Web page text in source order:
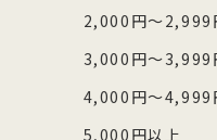
2,000円～2,999
3,000円～3,999
4,000円～4,999
5,000円以上